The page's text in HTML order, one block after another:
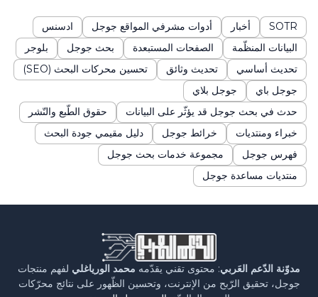
SOTR أخبار أدوات مشرفي المواقع جوجل
ادسنس
البيانات المنظّمة
الصفحات المستبعدة بحث جوجل
بلوجر
تحديث أساسي
تحديث وثائق
تحسين محركات البحث (SEO)
جوجل باي
جوجل بلاي
حدث في بحث جوجل قد يؤثّر على البيانات
حقوق الطّبع والنّشر
خبراء ومنتديات
خرائط جوجل
دليل مقيمي جودة البحث
فهرس جوجل
مجموعة خدمات بحث جوجل
منتديات مساعدة جوجل
مدوّنة الدّعم العَربي: محتوى تقني يقدّمه محمد الورياغلي لفهم منتجات
جوجل، تحقيق الرّبح من الإنترنت، وتحسين الظّهور على نتائج محرّكات